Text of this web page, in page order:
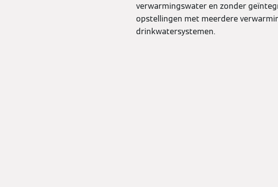
verwarmingswater en zonder
opstellingen met meerdere
drinkwatersystemen.